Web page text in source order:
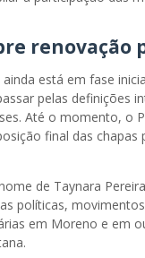
renovação
está em fase
pelas definições
Até o momento, o
final das chapas
de Taynara
políticas,
em Moreno e em